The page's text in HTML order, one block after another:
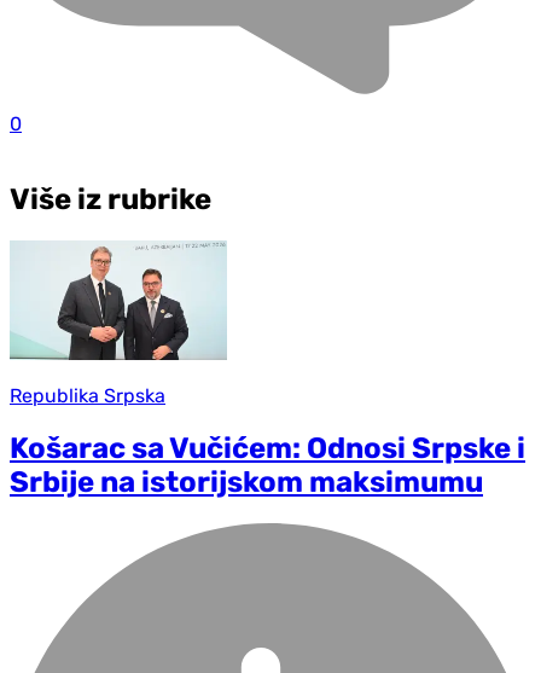
0
Više iz rubrike
Republika Srpska
Košarac sa Vučićem: Odnosi Srpske i
Srbije na istorijskom maksimumu